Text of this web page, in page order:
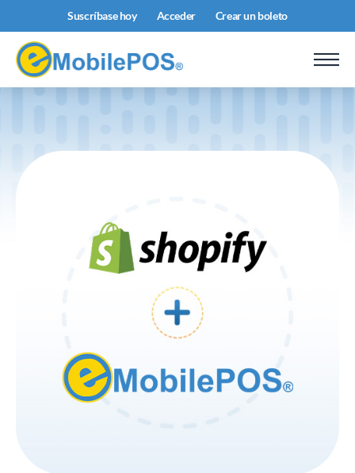
Suscríbase hoy Acceder Crear un boleto